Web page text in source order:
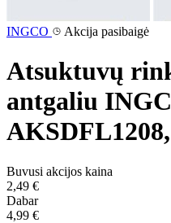
INGCO Akcija pasibaigė
Atsuktuvų
antgaliu
Buvusi akcijos kaina
2,49 €
Dabar
4,99 €